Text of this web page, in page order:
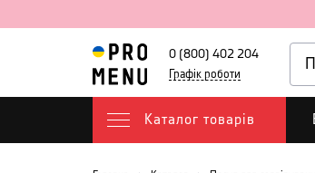
0 (800) 402 204
Графік роботи
Каталог товарів